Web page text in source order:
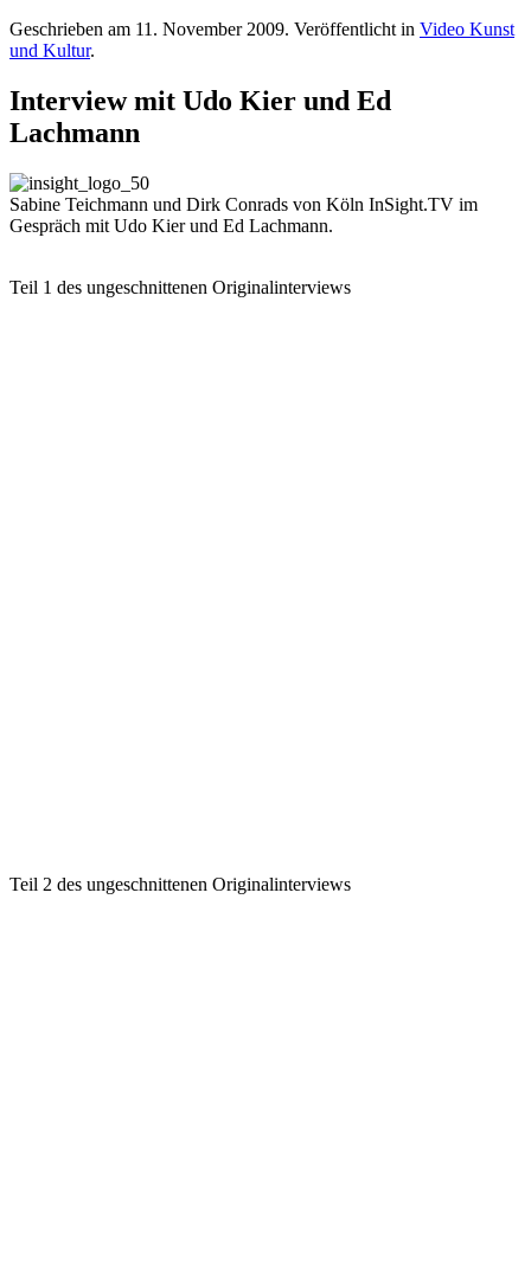
Geschrieben am 11. November 2009. Veröffentlicht in Video Kunst
und Kultur.
Interview mit Udo Kier und Ed
Lachmann
Sabine Teichmann und Dirk Conrads von Köln InSight.TV im
Gespräch mit Udo Kier und Ed Lachmann.
Teil 1 des ungeschnittenen Originalinterviews
Teil 2 des ungeschnittenen Originalinterviews